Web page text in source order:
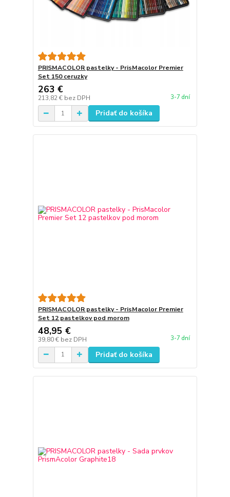
PRISMACOLOR pastelky - PrisMacolor Premier
Set 150 ceruzky
263 €
213,82 € bez DPH 3-7 dní
Pridať do košíka
PRISMACOLOR pastelky - PrisMacolor Premier
Set 12 pastelkov pod morom
48,95 €
39,80 € bez DPH 3-7 dní
Pridať do košíka